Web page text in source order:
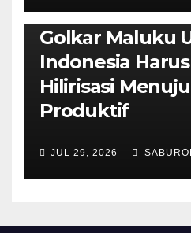
Isi Materi LK-III
Golkar Maluku
Indonesia
Hilirisasi
Produktif
JUL 29, 2026